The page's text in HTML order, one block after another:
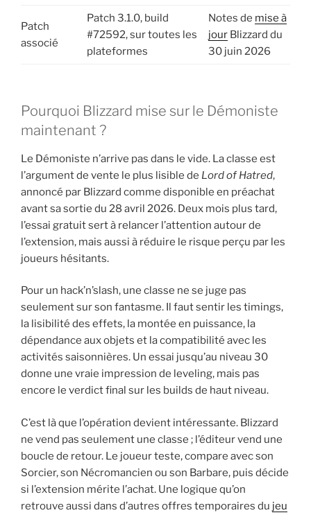
Patch
associé
Patch 3.1.0, build
#72592, sur toutes les
plateformes
Notes de mise à
jour Blizzard du
30 juin 2026
Pourquoi Blizzard mise sur le Démoniste
maintenant ?
Le Démoniste n’arrive pas dans le vide. La classe est
l’argument de vente le plus lisible de Lord of Hatred,
annoncé par Blizzard comme disponible en préachat
avant sa sortie du 28 avril 2026. Deux mois plus tard,
l’essai gratuit sert à relancer l’attention autour de
l’extension, mais aussi à réduire le risque perçu par les
joueurs hésitants.
Pour un hack’n’slash, une classe ne se juge pas
seulement sur son fantasme. Il faut sentir les timings,
la lisibilité des effets, la montée en puissance, la
dépendance aux objets et la compatibilité avec les
activités saisonnières. Un essai jusqu’au niveau 30
donne une vraie impression de leveling, mais pas
encore le verdict final sur les builds de haut niveau.
C’est là que l’opération devient intéressante. Blizzard
ne vend pas seulement une classe ; l’éditeur vend une
boucle de retour. Le joueur teste, compare avec son
Sorcier, son Nécromancien ou son Barbare, puis décide
si l’extension mérite l’achat. Une logique qu’on
retrouve aussi dans d’autres offres temporaires du jeu